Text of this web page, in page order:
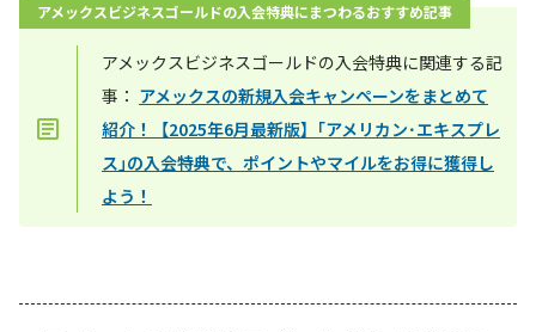
アメックスビジネスゴールドの入会特典にまつわるおすすめ記事
アメックスビジネスゴールドの入会特典に関連する記
事： アメックスの新規入会キャンペーンをまとめて
紹介！【2025年6月最新版】｢アメリカン･エキスプレ
ス｣の入会特典で、ポイントやマイルをお得に獲得し
よう！